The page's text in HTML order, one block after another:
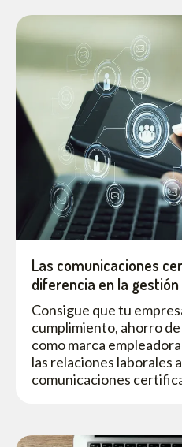
Las comunicaciones
diferencia en la gestión
Consigue que tu
cumplimiento, ahorro
como marca
las relaciones laborales
comunicaciones